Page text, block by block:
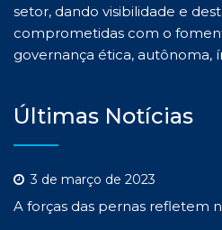
setor, dando visibilidade e
comprometidas com o
governança ética, autônoma,
Últimas Notícias
3 de março de 2023
A forças das pernas refletem